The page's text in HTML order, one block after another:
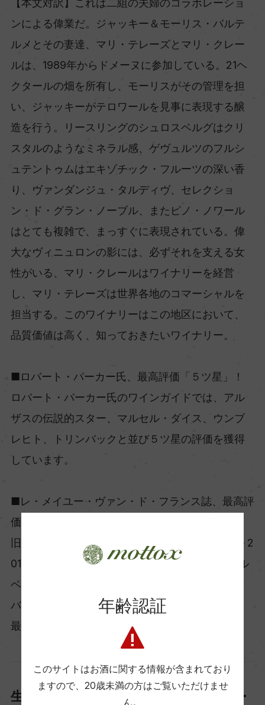
【本文対訳】これは二組の夫婦のコラボレーショ
ンによる偉業だ。ジャッキー＆モーリス・バルテ
ルメとその妻達、マリ・テレーズとマリ・クレー
ルは、1989年からドメーヌに参加している。21ヘ
クタールの畑を所有し、モーリスがその管理を担
い、ジャッキーがテロワールを見事に表現する醸
造を行う。リースリングのシュロスベルグはクリ
スタルのようなミネラル感、ゲヴュルツのフルシ
ュテントゥムはエキゾチック・フルーツの深い香
り、ヴァンダンジュ・タルディヴ、セレクショ
ン・ド・グラン・ノーブル、またピノ・ノワール
はとても複雑で、まっすぐに表現されている。偉
大なヴィニュロンの影には、必ずそれを支える女
性がいる、マリ・クレールはワイナリーを経営
し、マリ・テレーズは世界各地のコマーシャルを
担当する。このワイナリーはこの地区において、
品質価値は高く、知っておきたいワイナリー。
■ロバート・パーカー氏、最高評価「５ツ星」！
ロバート・パーカー氏のワインガイドでは、アル
ザスの伝説的スター、マルセル・ダイス、ウンブ
レヒト、トリンバックと並び５ツ星の評価を獲得
しています。
■レ・メイユー・ヴァン・ド・フランス誌、最高評
価「３ツ星」！
旧クラスマン、現「Les Meilleurs vins de France 2
011版」にて、アルザスのスターワイナリー、アル
ベール・ボクスレ、マルセル・ダイス、ヴァイン
バック、ウンブレヒト、オステルタッグとともに
最高評価の三ツ星を獲得しています。
生産者からも尊敬を集めるアルベール・
年齢認証
このサイトはお酒に関する情報が含まれており
ますので、 20歳未満の方はご覧いただけませ
ん。